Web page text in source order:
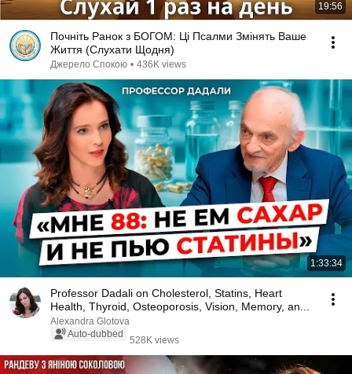
19:56
Почніть Ранок з БОГОМ: Ці Псалми Змінять Ваше
Життя (Слухати Щодня)
Джерело Спокою • 436K views
1:33:34
Professor Dadali on Cholesterol, Statins, Heart
Health, Thyroid, Osteoporosis, Vision, Memory, an...
Alexandra Glotova
Auto-dubbed
528K views